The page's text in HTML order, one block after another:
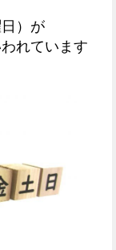
）が
れています